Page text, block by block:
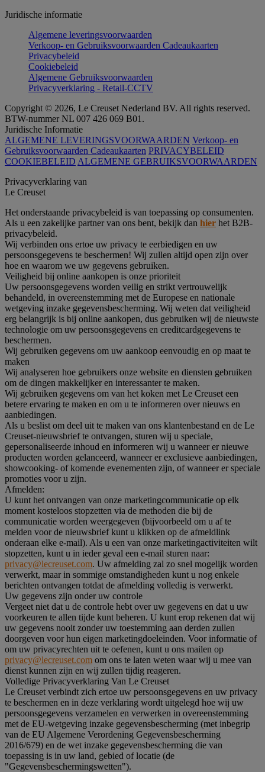
Juridische informatie
Algemene leveringsvoorwaarden
Verkoop- en Gebruiksvoorwaarden Cadeaukaarten
Privacybeleid
Cookiebeleid
Algemene Gebruiksvoorwaarden
Privacyverklaring - Retail-CCTV
Copyright © 2026, Le Creuset Nederland BV. All rights reserved.
BTW-nummer NL 007 426 069 B01.
Juridische Informatie
ALGEMENE LEVERINGSVOORWAARDEN Verkoop- en
Gebruiksvoorwaarden Cadeaukaarten PRIVACYBELEID
COOKIEBELEID ALGEMENE GEBRUIKSVOORWAARDEN
Privacyverklaring van
Le Creuset
Het onderstaande privacybeleid is van toepassing op consumenten.
Als u een zakelijke partner van ons bent, bekijk dan hier het B2B-
privacybeleid.
Wij verbinden ons ertoe uw privacy te eerbiedigen en uw
persoonsgegevens te beschermen! Wij zullen altijd open zijn over
hoe en waarom we uw gegevens gebruiken.
Veiligheid bij online aankopen is onze prioriteit
Uw persoonsgegevens worden veilig en strikt vertrouwelijk
behandeld, in overeenstemming met de Europese en nationale
wetgeving inzake gegevensbescherming. Wij weten dat veiligheid
erg belangrijk is bij online aankopen, dus gebruiken wij de nieuwste
technologie om uw persoonsgegevens en creditcardgegevens te
beschermen.
Wij gebruiken gegevens om uw aankoop eenvoudig en op maat te
maken
Wij analyseren hoe gebruikers onze website en diensten gebruiken
om de dingen makkelijker en interessanter te maken.
Wij gebruiken gegevens om van het koken met Le Creuset een
betere ervaring te maken en om u te informeren over nieuws en
aanbiedingen.
Als u beslist om deel uit te maken van ons klantenbestand en de Le
Creuset-nieuwsbrief te ontvangen, sturen wij u speciale,
gepersonaliseerde inhoud en informeren wij u wanneer er nieuwe
producten worden gelanceerd, wanneer er exclusieve aanbiedingen,
showcooking- of komende evenementen zijn, of wanneer er speciale
promoties voor u zijn.
Afmelden:
U kunt het ontvangen van onze marketingcommunicatie op elk
moment kosteloos stopzetten via de methoden die bij de
communicatie worden weergegeven (bijvoorbeeld om u af te
melden voor de nieuwsbrief kunt u klikken op de afmeldlink
onderaan elke e-mail). Als u een van onze marketingactiviteiten wilt
stopzetten, kunt u in ieder geval een e-mail sturen naar:
privacy@lecreuset.com. Uw afmelding zal zo snel mogelijk worden
verwerkt, maar in sommige omstandigheden kunt u nog enkele
berichten ontvangen totdat de afmelding volledig is verwerkt.
Uw gegevens zijn onder uw controle
Vergeet niet dat u de controle hebt over uw gegevens en dat u uw
voorkeuren te allen tijde kunt beheren. U kunt erop rekenen dat wij
uw gegevens nooit zonder uw toestemming aan derden zullen
doorgeven voor hun eigen marketingdoeleinden. Voor informatie of
om uw privacyrechten uit te oefenen, kunt u ons mailen op
privacy@lecreuset.com om ons te laten weten waar wij u mee van
dienst kunnen zijn en wij zullen tijdig reageren.
Volledige Privacyverklaring Van Le Creuset
Le Creuset verbindt zich ertoe uw persoonsgegevens en uw privacy
te beschermen en in deze verklaring wordt uitgelegd hoe wij uw
persoonsgegevens verzamelen en verwerken in overeenstemming
met de EU-wetgeving inzake gegevensbescherming (met inbegrip
van de EU Algemene Verordening Gegevensbescherming
2016/679) en de wet inzake gegevensbescherming die van
toepassing is in uw land, gebied of locatie (de
"Gegevensbeschermingswetten").